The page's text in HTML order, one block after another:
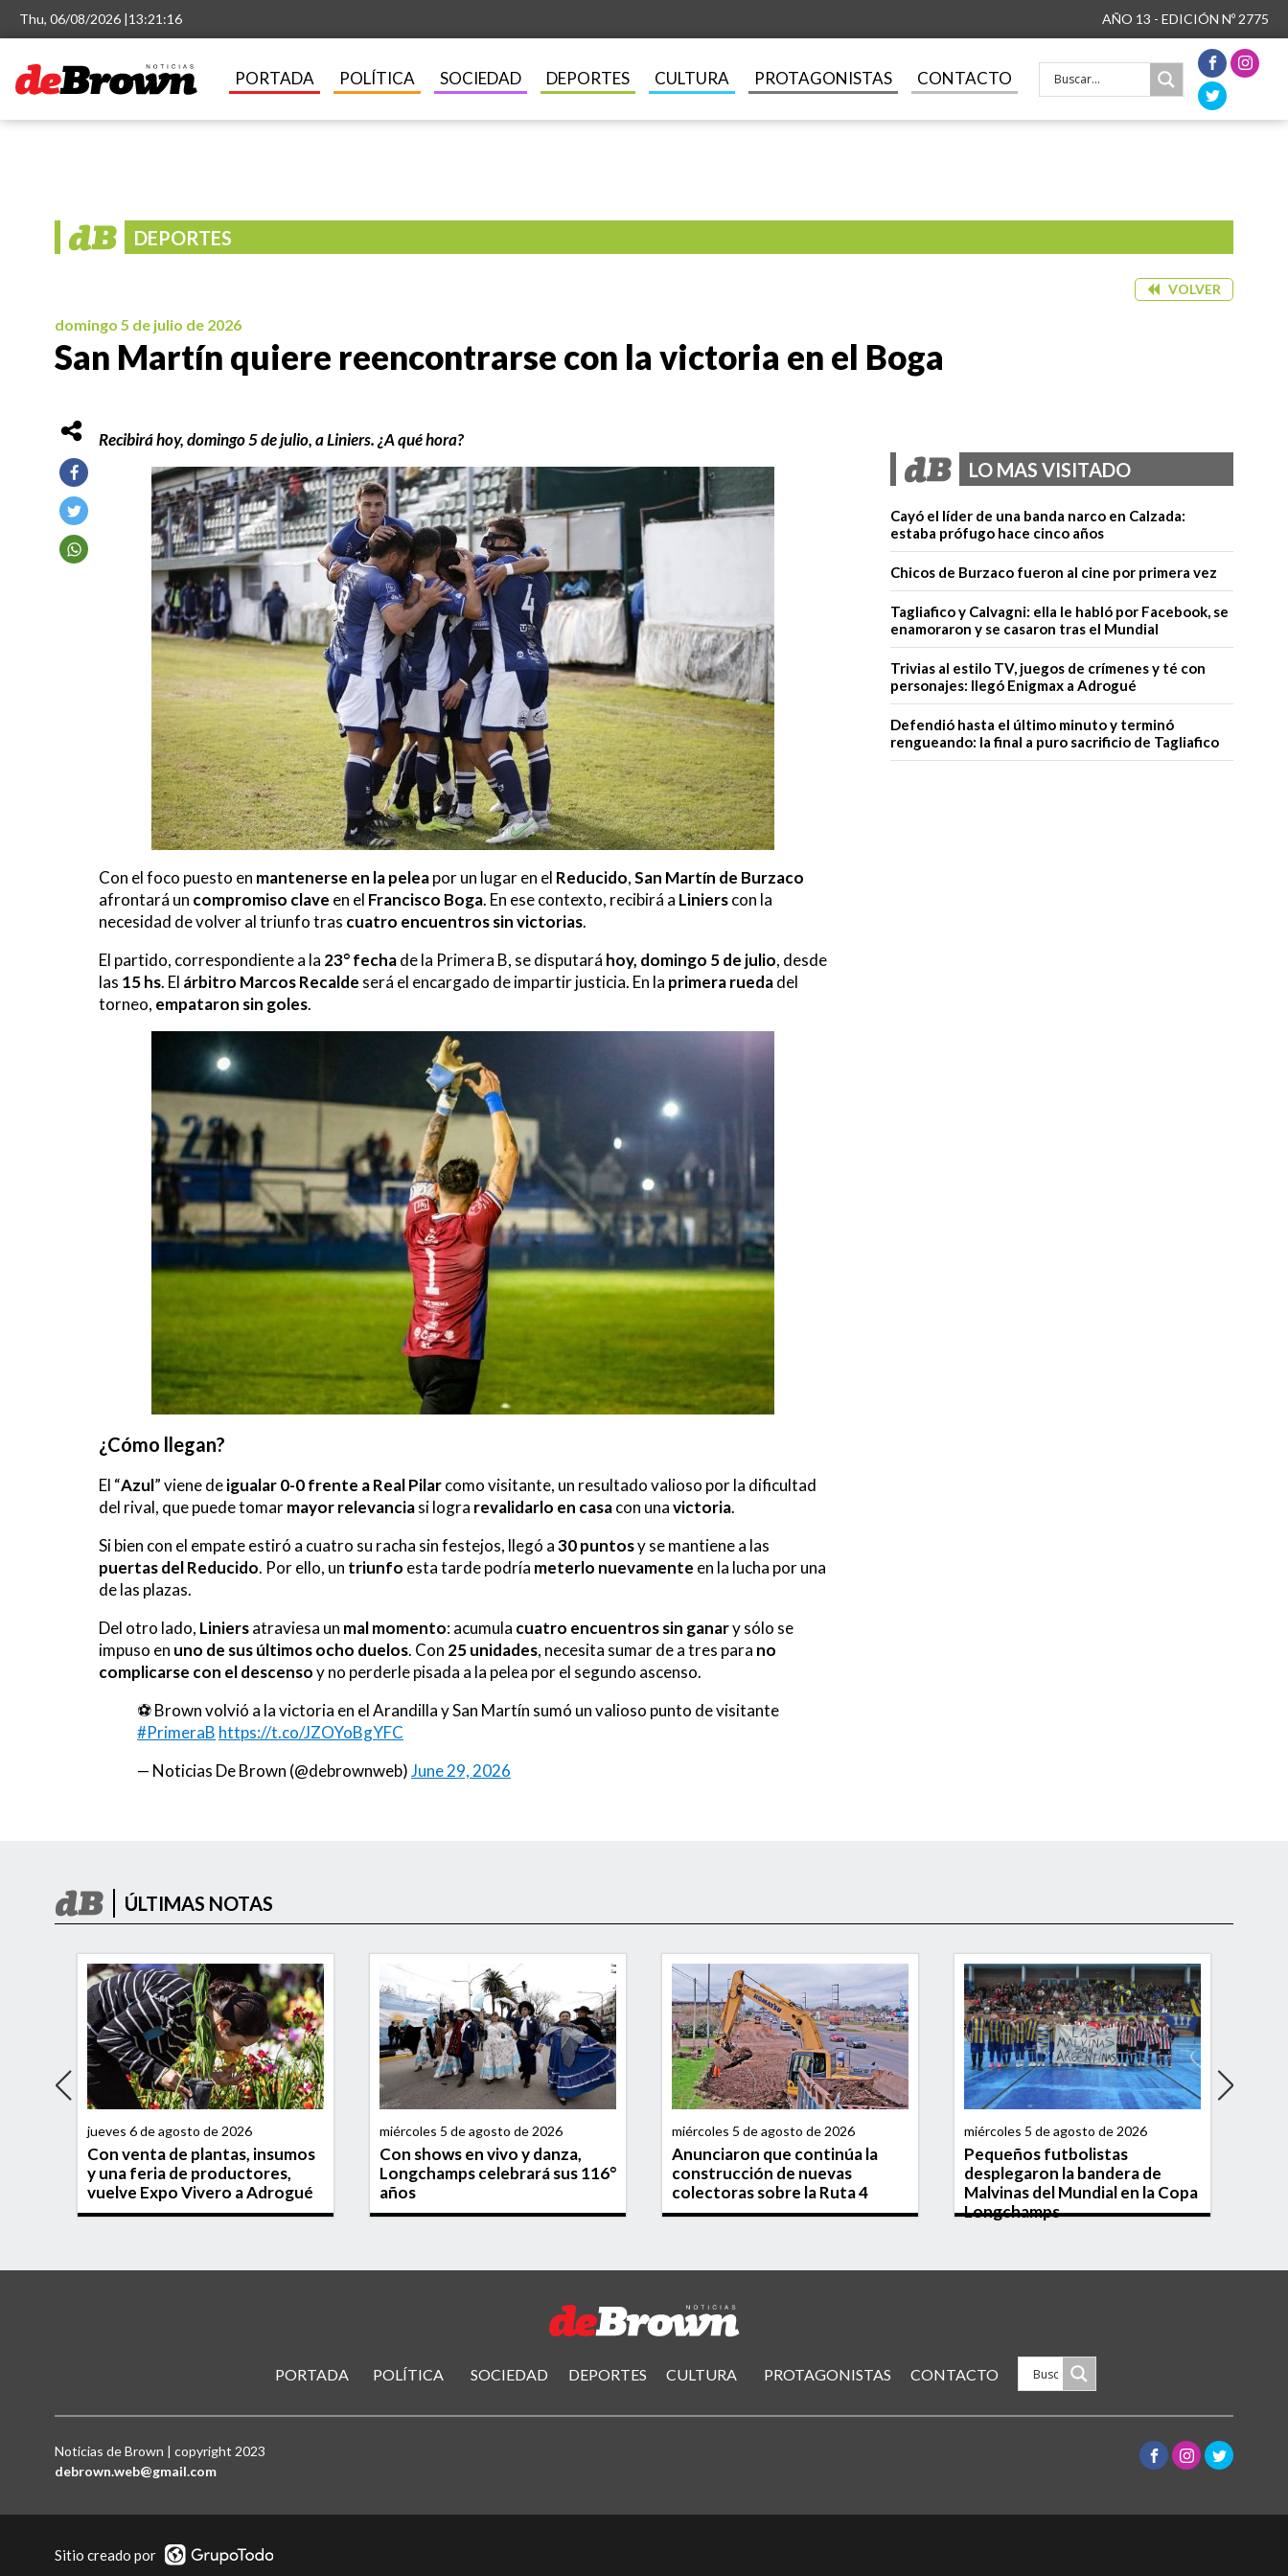
Thu, 06/08/2026 |13:21:17 AÑO 13 - EDICIÓN Nº 2775
PORTADA POLÍTICA SOCIEDAD DEPORTES CULTURA PROTAGONISTAS CONTACTO
DEPORTES
VOLVER
domingo 5 de julio de 2026
San Martín quiere reencontrarse con la victoria en el Boga
Recibirá hoy, domingo 5 de julio, a Liniers. ¿A qué hora?
Con el foco puesto en mantenerse en la peleapor un lugar en el Reducido,San Martín de Burzaco
afrontará un compromiso clave en el Francisco Boga. En ese contexto, recibirá a Linierscon la
necesidad de volver al triunfo tras cuatro encuentros sin victorias.
El partido, correspondiente a la 23° fechade la Primera B, se disputará hoy, domingo 5 de julio, desde
las 15 hs. El árbitro Marcos Recalde será el encargado de impartir justicia. En la primera ruedadel
torneo, empataron sin goles.
¿Cómo llegan?
El “Azul” viene deigualar 0-0 frente a Real Pilarcomo visitante, un resultado valioso por la dificultad
del rival, que puede tomarmayor relevanciasi logra revalidarlo en casacon unavictoria.
Si bien con el empate estiró a cuatro su racha sin festejos, llegó a30 puntosy se mantiene a las
puertas del Reducido. Por ello, un triunfo esta tarde podría meterlo nuevamente en la lucha por una
de las plazas.
Del otro lado, Liniersatraviesa un mal momento: acumula cuatro encuentros sin ganary sólo se
impuso en uno de sus últimos ocho duelos. Con 25 unidades, necesita sumar de a tres para no
complicarse con el descensoy no perderle pisada a la pelea por el segundo ascenso.
⚽️ Brown volvió a la victoria en el Arandilla y San Martín sumó un valioso punto de visitante
#PrimeraB https://t.co/JZOYoBgYFC
— Noticias De Brown (@debrownweb)June 29, 2026
LO MAS VISITADO
Cayó el líder de una banda narco en Calzada:
estaba prófugo hace cinco años
Chicos de Burzaco fueron al cine por primera vez
Tagliafico y Calvagni: ella le habló por Facebook, se
enamoraron y se casaron tras el Mundial
Trivias al estilo TV, juegos de crímenes y té con
personajes: llegó Enigmax a Adrogué
Defendió hasta el último minuto y terminó
rengueando: la final a puro sacrificio de Tagliafico
ÚLTIMAS NOTAS
jueves 6 de agosto de 2026
Con venta de plantas, insumos
y una feria de productores,
vuelve Expo Vivero a Adrogué
miércoles 5 de agosto de 2026
Con shows en vivo y danza,
Longchamps celebrará sus 116°
años
miércoles 5 de agosto de 2026
Anunciaron que continúa la
construcción de nuevas
colectoras sobre la Ruta 4
miércoles 5 de agosto de 2026
Pequeños futbolistas
desplegaron la bandera de
Malvinas del Mundial en la Copa
Longchamps
PORTADA POLÍTICA SOCIEDAD DEPORTES CULTURA PROTAGONISTAS CONTACTO
Noticias de Brown | copyright 2023
debrown.web@gmail.com
Sitio creado por